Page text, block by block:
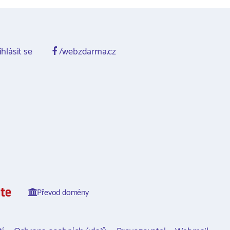
se /webzdarma.cz
Převod domény